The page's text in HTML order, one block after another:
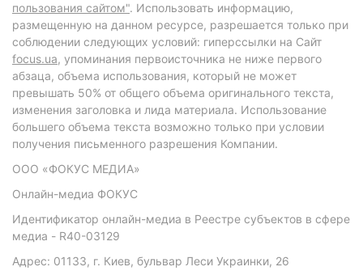
пользования сайтом". Использовать информацию,
размещенную на данном ресурсе, разрешается только при
соблюдении следующих условий: гиперссылки на Сайт
focus.ua, упоминания первоисточника не ниже первого
абзаца, объема использования, который не может
превышать 50% от общего объема оригинального текста,
изменения заголовка и лида материала. Использование
большего объема текста возможно только при условии
получения письменного разрешения Компании.
ООО «ФОКУС МЕДИА»
Онлайн-медиа ФОКУС
Идентификатор онлайн-медиа в Реестре субъектов в сфере
медиа - R40-03129
Адрес: 01133, г. Киев, бульвар Леси Украинки, 26